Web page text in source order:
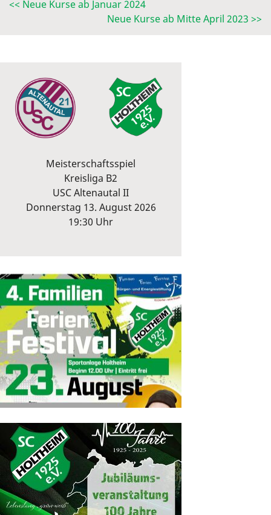
<< Neue Kurse ab Januar 2024
Neue Kurse ab Mitte April 2023 >>
Meisterschaftsspiel
Kreisliga B2
USC Altenautal II
Donnerstag 13. August 2026
19:30 Uhr